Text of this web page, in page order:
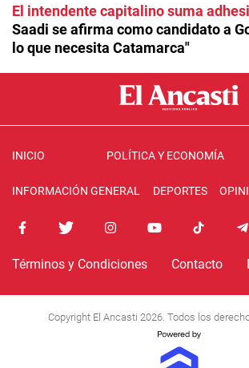
El intendente capitalino suma
Saadi se afirma como candidato a
lo que necesita Catamarca"
INICIO POLÍTICA Y ECONOMÍA
INFORMACIÓN GENERAL DEPORTES
Términos y Condiciones Contacto
Copyright El Ancasti 2026. Todos los